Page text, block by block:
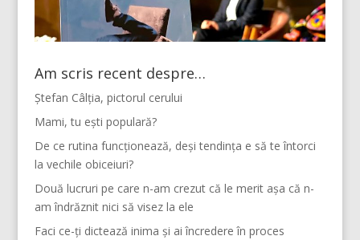
Am scris recent despre…
Ștefan Câlția, pictorul cerului
Mami, tu ești populară?
De ce rutina funcționează, deși tendința e să te întorci
la vechile obiceiuri?
Două lucruri pe care n-am crezut că le merit așa că n-
am îndrăznit nici să visez la ele
Faci ce-ți dictează inima și ai încredere în proces